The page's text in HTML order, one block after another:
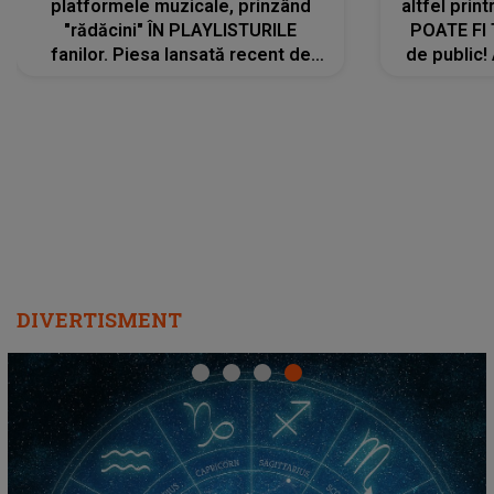
platformele muzicale, prinzând
"rădăcini" ÎN PLAYLISTURILE
fanilor. Piesa lansată recent de
altfel
POATE FI
de public!
DIVERTISMENT